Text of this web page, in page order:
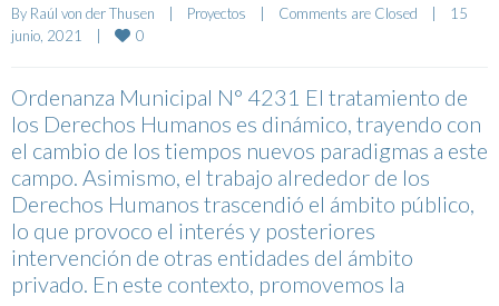
By Raúl von der Thusen Proyectos Comments are Closed
15
junio, 2021
0
Ordenanza Municipal N° 4231 El tratamiento de
los Derechos Humanos es dinámico, trayendo con
el cambio de los tiempos nuevos paradigmas a este
campo. Asimismo, el trabajo alrededor de los
Derechos Humanos trascendió el ámbito público,
lo que provoco el interés y posteriores
intervención de otras entidades del ámbito
privado. En este contexto, promovemos la